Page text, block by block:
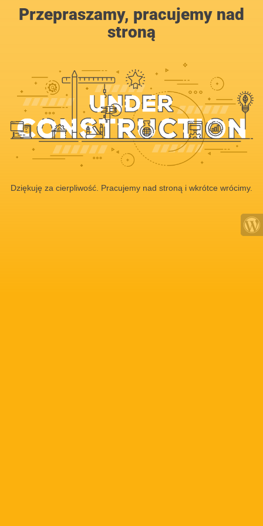
Przepraszamy, pracujemy nad
stroną
Dziękuję za cierpliwość. Pracujemy nad stroną i wkrótce wrócimy.